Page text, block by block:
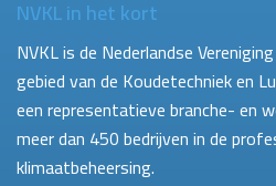
NVKL in het kort
NVKL is de Nederlandse
gebied van de Koudetechniek en
een representatieve branche- en
meer dan 450 bedrijven in de
klimaatbeheersing.